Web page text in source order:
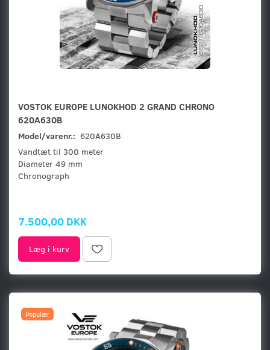
VOSTOK EUROPE LUNOKHOD 2 GRAND CHRONO​
620A630B
Model/varenr.: 620A630B
Vandtæt til 300 meter
Diameter 49 mm
Chronograph
7.500,00 DKK
Læg i kurv
Populær